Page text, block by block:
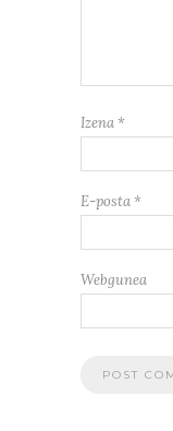
Izena *
E-posta *
Webgunea